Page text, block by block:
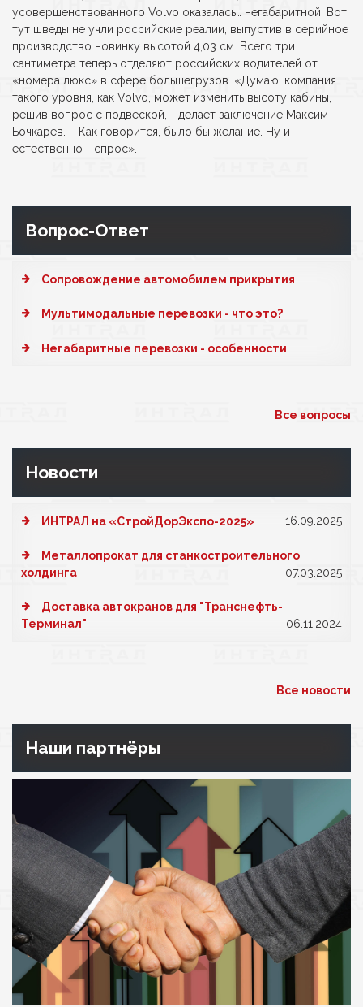
усовершенствованного Volvo оказалась… негабаритной. Вот
тут шведы не учли российские реалии, выпустив в серийное
производство новинку высотой 4,03 см. Всего три
сантиметра теперь отделяют российских водителей от
«номера люкс» в сфере большегрузов. «Думаю, компания
такого уровня, как Volvo, может изменить высоту кабины,
решив вопрос с подвеской, - делает заключение Максим
Бочкарев. – Как говорится, было бы желание. Ну и
естественно - спрос».
Вопрос-Ответ
Cопровождение автомобилем прикрытия
Мультимодальные перевозки - что это?
Негабаритные перевозки - особенности
Все вопросы
Новости
ИНТРАЛ на «СтройДорЭкспо-2025» 16.09.2025
Металлопрокат для станкостроительного
холдинга
07.03.2025
Доставка автокранов для "Транснефть-
Терминал"
06.11.2024
Все новости
Наши партнёры